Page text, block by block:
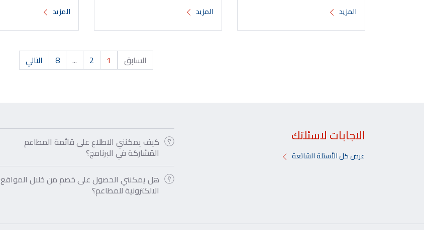
المزيد
المزيد
المزيد
السابق 1
2
...
8 التالي
الاجابات لاسئلتك
عرض كل الأسئلة الشائعة
كيف يمكنني الاطلاع على قائمة المطاعم
المُشاركة في البرنامج؟
هل يمكنني الحصول على خصم من خلال المواقع
الالكترونية للمطاعم؟